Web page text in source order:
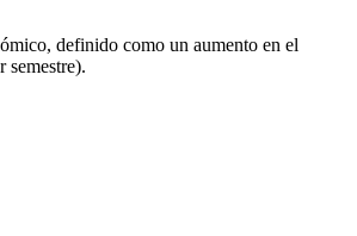
definido como un aumento en el
semestre).